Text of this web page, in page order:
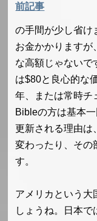
前記事
の手間が少し省
お金かかりますが
な高額じゃないで
は$80と良心的な
年、または常時チ
Bibleの方は基本
更新される理由は
変わったり、その
す。
アメリカという大
しょうね。日本